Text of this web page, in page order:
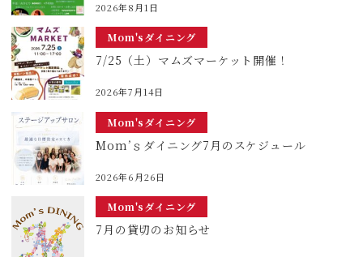
2026年8月1日
Mom'sダイニング
7/25（土）マムズマーケット開催！
2026年7月14日
Mom'sダイニング
Mom’ｓダイニング7月のスケジュール
2026年6月26日
Mom'sダイニング
7月の貸切のお知らせ